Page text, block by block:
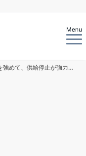
Menu
習近平「世界の産業チェーンの中国依存を強めて、供給停止が強力な威嚇になるようにせよ」